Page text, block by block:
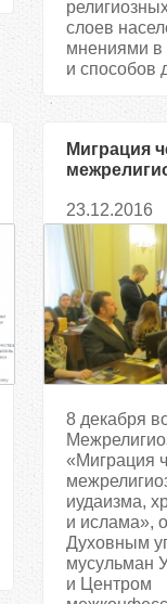
слоев
мнениями в
и способов
Миграция
религий
проблем
23.12.2016
8 декабря
«Миграция
иудаизма,
и ислама»,
Духовным
мусульман
и Центром